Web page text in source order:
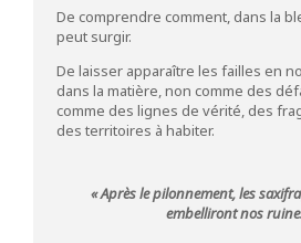
De comprendre comment, dans la
peut surgir.
De laisser apparaître les failles en
dans la matière, non comme des
comme des lignes de vérité, des
des territoires à habiter.
« Après le pilonnement, les
embelliront nos